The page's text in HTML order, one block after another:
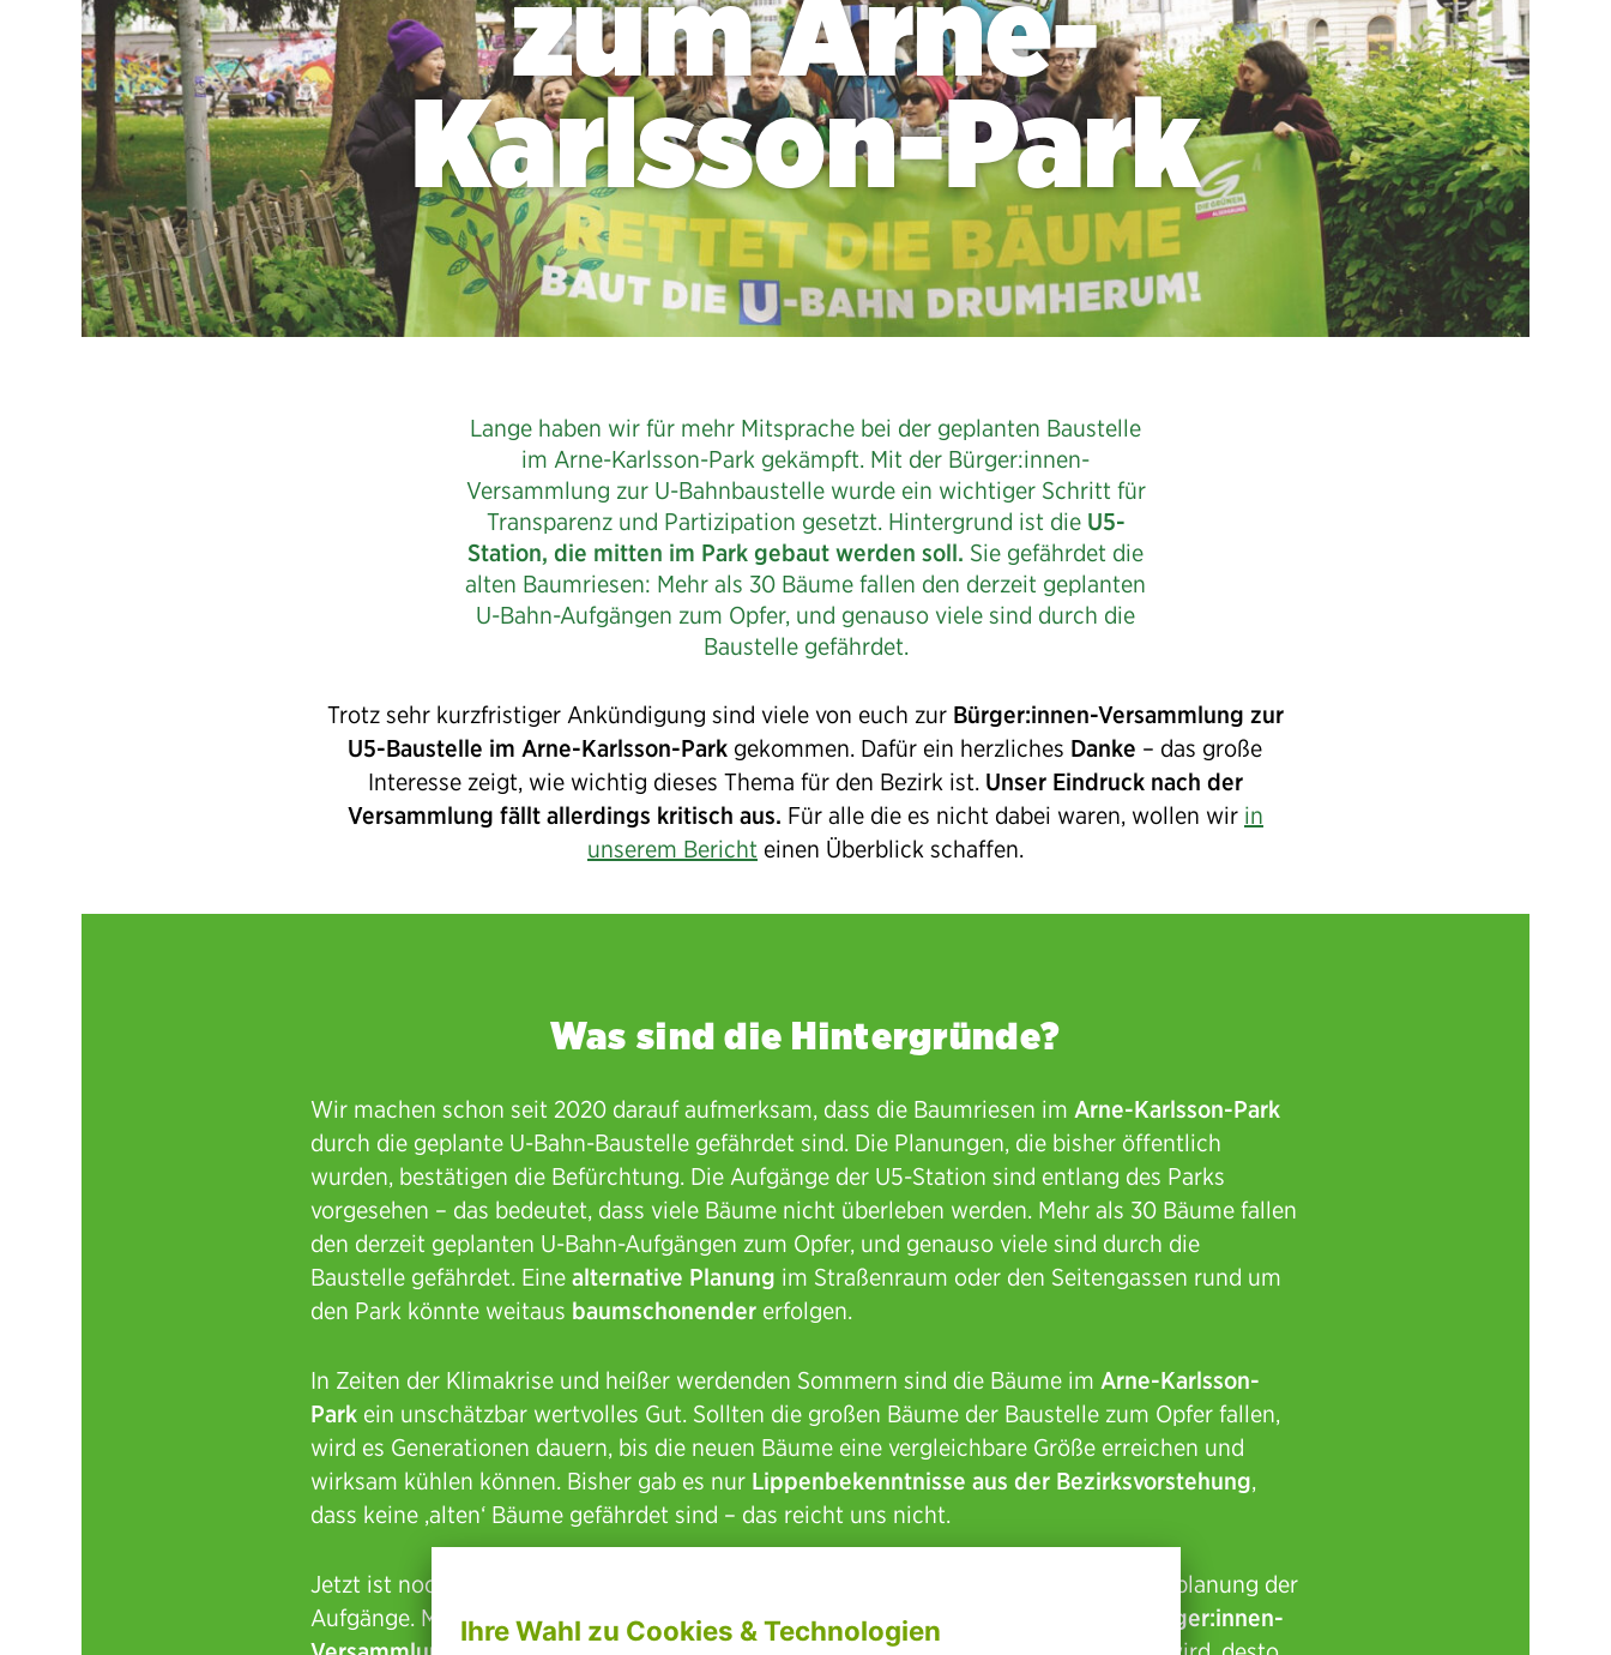
zum Arne-
Karlsson-Park
Lange haben wir für mehr Mitsprache bei der geplanten Baustelle
im Arne-Karlsson-Park gekämpft. Mit der Bürger:innen-
Versammlung zur U-Bahnbaustelle wurde ein wichtiger Schritt für
Transparenz und Partizipation gesetzt. Hintergrund ist die U5-
Station, die mitten im Park gebaut werden soll. Sie gefährdet die
alten Baumriesen: Mehr als 30 Bäume fallen den derzeit geplanten
U-Bahn-Aufgängen zum Opfer, und genauso viele sind durch die
Baustelle gefährdet.
Trotz sehr kurzfristiger Ankündigung sind viele von euch zur Bürger:innen-Versammlung zur
U5-Baustelle im Arne-Karlsson-Park gekommen. Dafür ein herzliches Danke – das große
Interesse zeigt, wie wichtig dieses Thema für den Bezirk ist. Unser Eindruck nach der
Versammlung fällt allerdings kritisch aus. Für alle die es nicht dabei waren, wollen wir in
unserem Bericht einen Überblick schaffen.
Was sind die Hintergründe?
Wir machen schon seit 2020 darauf aufmerksam, dass die Baumriesen imArne-Karlsson-Park
durch die geplante U-Bahn-Baustelle gefährdet sind. Die Planungen, die bisher öffentlich
wurden, bestätigen die Befürchtung. Die Aufgänge der U5-Station sind entlang des Parks
vorgesehen – das bedeutet, dass viele Bäume nicht überleben werden. Mehr als 30 Bäume fallen
den derzeit geplanten U-Bahn-Aufgängen zum Opfer, und genauso viele sind durch die
Baustelle gefährdet. Einealternative Planung im Straßenraum oder den Seitengassen rund um
den Park könnte weitaus baumschonender erfolgen.
In Zeiten der Klimakrise und heißer werdenden Sommern sind die Bäume imArne-Karlsson-
Park ein unschätzbar wertvolles Gut. Sollten die großen Bäume der Baustelle zum Opfer fallen,
wird es Generationen dauern, bis die neuen Bäume eine vergleichbare Größe erreichen und
wirksam kühlen können. Bisher gab es nur Lippenbekenntnisse aus der Bezirksvorstehung,
dass keine ‚alten‘ Bäume gefährdet sind – das reicht uns nicht.
Jetzt ist noch Zeit etwas zu verändern. Jetzt wird geplant. Daher fordern wir die Neuplanung der
Aufgänge. Mit der Unterstützung unserer neuen Petition und Teilnahme an der Bürger:innen-